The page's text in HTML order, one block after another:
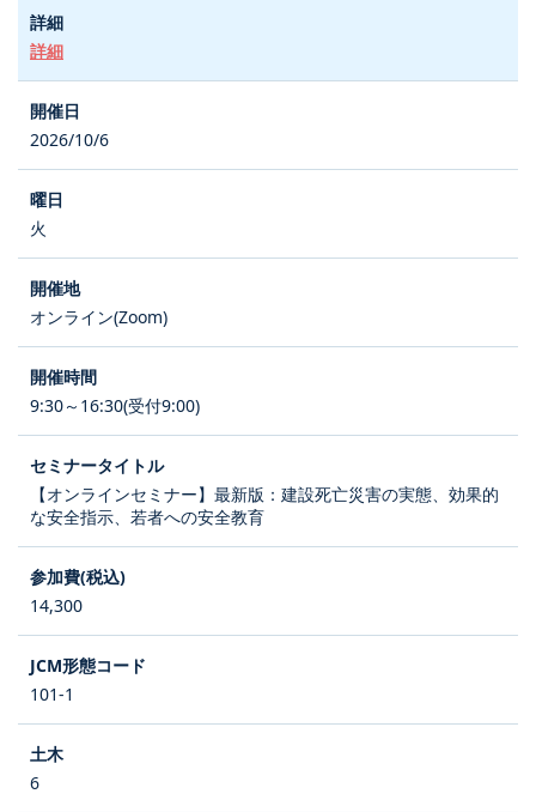
詳細
2026/10/6
火
オンライン(Zoom)
9:30～16:30(受付9:00)
【オンラインセミナー】最新版：建設死亡災害の実態、効果的
な安全指示、若者への安全教育
14,300
101-1
6